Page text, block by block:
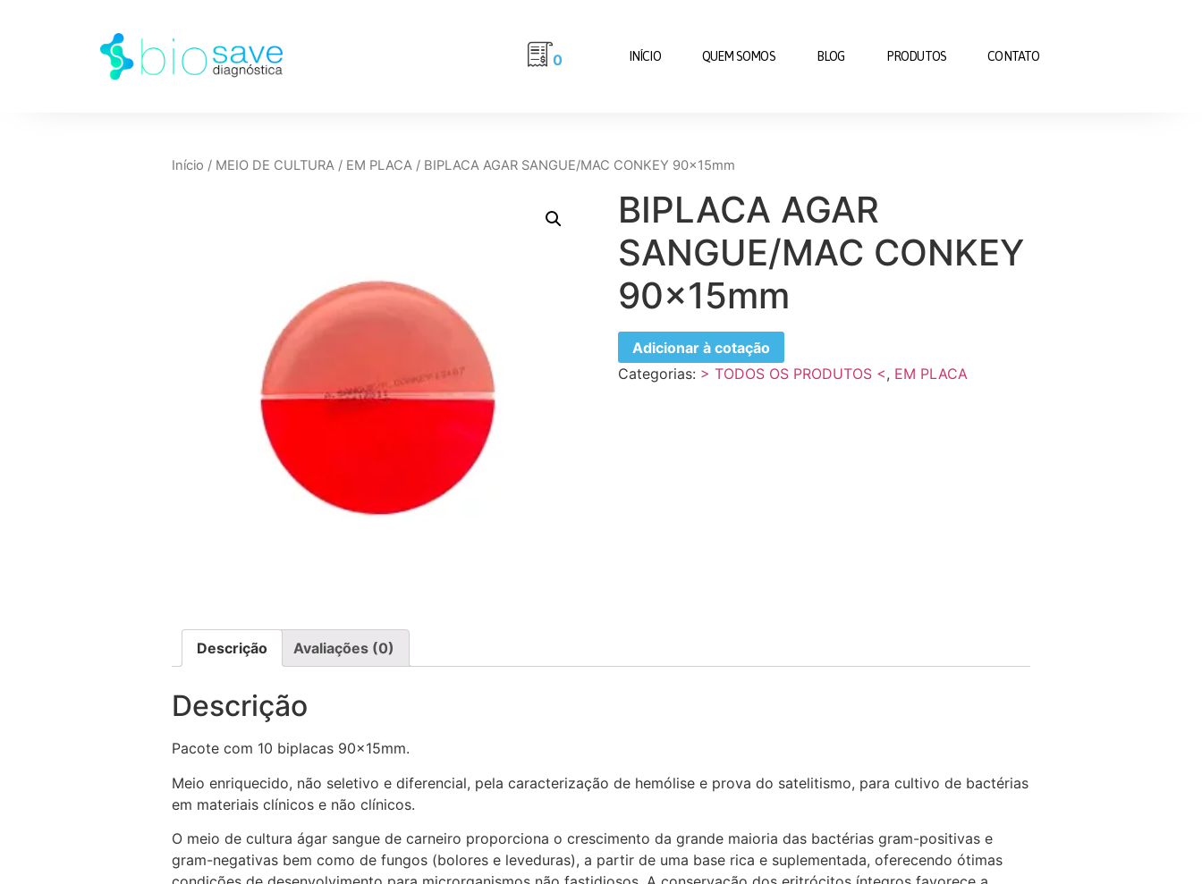
0 INÍCIO QUEM SOMOS BLOG PRODUTOS CONTATO
Início / MEIO DE CULTURA / EM PLACA / BIPLACA AGAR SANGUE/MAC CONKEY 90x15mm
BIPLACA AGAR
SANGUE/MAC CONKEY
90x15mm
Adicionar à cotação
Categorias: > TODOS OS PRODUTOS <, EM PLACA
Descrição Avaliações (0)
Descrição
Pacote com 10 biplacas 90x15mm.
Meio enriquecido, não seletivo e diferencial, pela caracterização de hemólise e prova do satelitismo, para cultivo de bactérias
em materiais clínicos e não clínicos.
O meio de cultura ágar sangue de carneiro proporciona o crescimento da grande maioria das bactérias gram-positivas e
gram-negativas bem como de fungos (bolores e leveduras), a partir de uma base rica e suplementada, oferecendo ótimas